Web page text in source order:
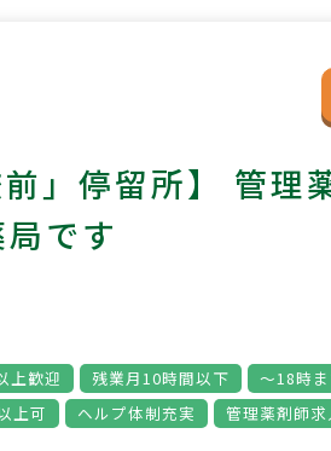
」停留所】 管理
です
上歓迎 残業月10時間以下 ～18時
上可 ヘルプ体制充実 管理薬剤師求